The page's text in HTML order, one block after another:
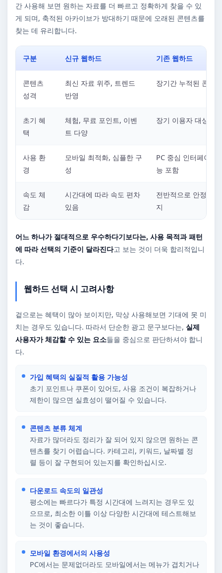
간 사용해 보면 원하는 자료를 더 빠르고 정확하게 찾을 수 있
게 되며, 축적된 아카이브가 방대하기 때문에 오래된 콘텐츠를
찾는 데 유리합니다.
구분 신규 웹하드 기존 웹하드
콘텐츠
성격
최신 자료 위주, 트렌드
반영
장기간 누적된 콘텐
초기 혜
택
체험, 무료 포인트, 이벤
트 다양
장기 이용자 대상 혜
사용 환
경
모바일 최적화, 심플한 구
성
PC 중심 인터페이스,
능 포함
속도 체
감
시간대에 따라 속도 편차
있음
전반적으로 안정적
지
어느 하나가 절대적으로 우수하다기보다는, 사용 목적과 패턴
에 따라 선택의 기준이 달라진다고 보는 것이 더욱 합리적입니
다.
웹하드 선택 시 고려사항
겉으로는 혜택이 많아 보이지만, 막상 사용해보면 기대에 못 미
치는 경우도 있습니다. 따라서 단순한 광고 문구보다는, 실제
사용자가 체감할 수 있는 요소들을 중심으로 판단하셔야 합니
다.
가입 혜택의 실질적 활용 가능성
초기 포인트나 쿠폰이 있어도, 사용 조건이 복잡하거나
제한이 많으면 실효성이 떨어질 수 있습니다.
콘텐츠 분류 체계
자료가 많더라도 정리가 잘 되어 있지 않으면 원하는 콘
텐츠를 찾기 어렵습니다. 카테고리, 키워드, 날짜별 정
렬 등이 잘 구현되어 있는지를 확인하십시오.
다운로드 속도의 일관성
평소에는 빠르다가 특정 시간대에 느려지는 경우도 있
으므로, 최소한 이틀 이상 다양한 시간대에 테스트해보
는 것이 좋습니다.
모바일 환경에서의 사용성
PC에서는 문제없더라도 모바일에서는 메뉴가 겹치거나